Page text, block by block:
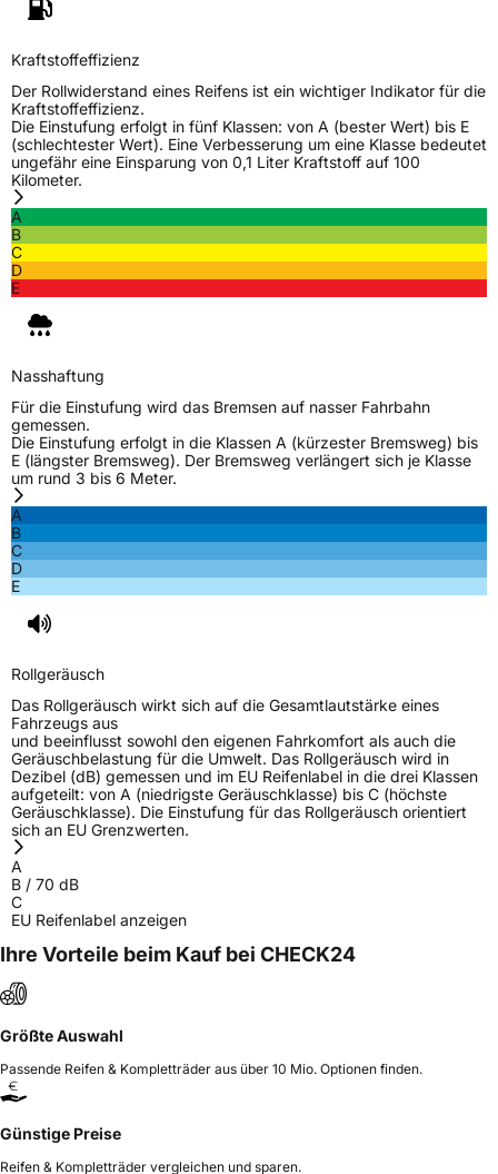
Kraftstoffeffizienz
Der Rollwiderstand eines Reifens ist ein wichtiger Indikator für die
Kraftstoffeffizienz.
Die Einstufung erfolgt in fünf Klassen: von A (bester Wert) bis E
(schlechtester Wert). Eine Verbesserung um eine Klasse bedeutet
ungefähr eine Einsparung von 0,1 Liter Kraftstoff auf 100
Kilometer.
A
B
C
D
E
Nasshaftung
Für die Einstufung wird das Bremsen auf nasser Fahrbahn
gemessen.
Die Einstufung erfolgt in die Klassen A (kürzester Bremsweg) bis
E (längster Bremsweg). Der Bremsweg verlängert sich je Klasse
um rund 3 bis 6 Meter.
A
B
C
D
E
Rollgeräusch
Das Rollgeräusch wirkt sich auf die Gesamtlautstärke eines
Fahrzeugs aus
und beeinflusst sowohl den eigenen Fahrkomfort als auch die
Geräuschbelastung für die Umwelt. Das Rollgeräusch wird in
Dezibel (dB) gemessen und im EU Reifenlabel in die drei Klassen
aufgeteilt: von A (niedrigste Geräuschklasse) bis C (höchste
Geräuschklasse). Die Einstufung für das Rollgeräusch orientiert
sich an EU Grenzwerten.
A
B / 70 dB
C
EU Reifenlabel anzeigen
Ihre Vorteile beim Kauf bei CHECK24
Größte Auswahl
Passende Reifen & Kompletträder aus über 10 Mio. Optionen finden.
Günstige Preise
Reifen & Kompletträder vergleichen und sparen.